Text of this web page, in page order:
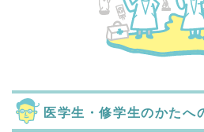
医学生・修学生のかたへ